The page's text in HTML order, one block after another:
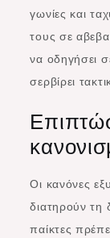
γωνίες και
τους σε
να οδηγήσει
σερβίρει
Οι κανόνες
διατηρούν τη
παίκτες